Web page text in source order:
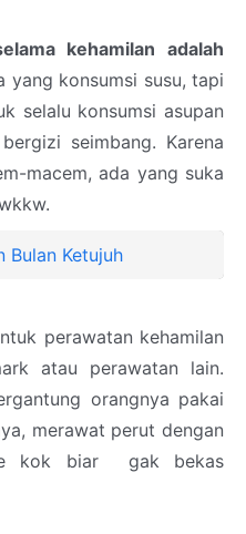
kehamilan adalah
yang konsumsi susu, tapi
selalu konsumsi asupan
seimbang. Karena
macem, ada yang suka
Bulan Ketujuh
perawatan kehamilan
atau perawatan lain.
orangnya pakai
merawat perut dengan
kok biar gak bekas